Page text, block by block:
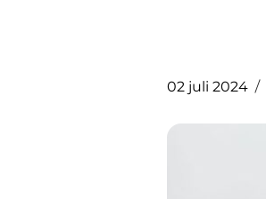
02 juli 2024